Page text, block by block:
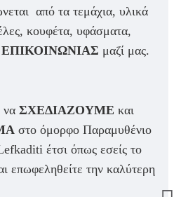
από τα τεμάχια, υλικά
κουφέτα, υφάσματα,
μαζί μας.
ΣΧΕΔΙΑΖΟΥΜΕ και
στο όμορφο Παραμυθένιο
έτσι όπως εσείς το
επωφεληθείτε την καλύτερη